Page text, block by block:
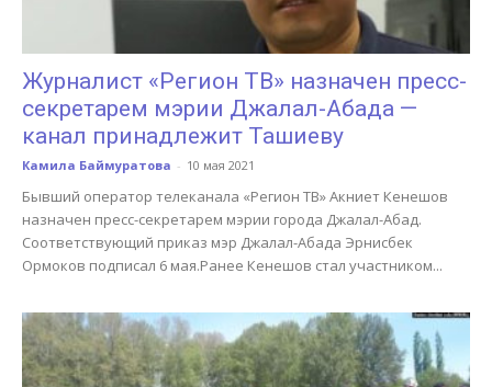
Журналист «Регион ТВ» назначен пресс-
секретарем мэрии Джалал-Абада —
канал принадлежит Ташиеву
Камила Баймуратова - 10 мая 2021
Бывший оператор телеканала «Регион ТВ» Акниет Кенешов
назначен пресс-секретарем мэрии города Джалал-Абад.
Соответствующий приказ мэр Джалал-Абада Эрнисбек
Ормоков подписал 6 мая.Ранее Кенешов стал участником...